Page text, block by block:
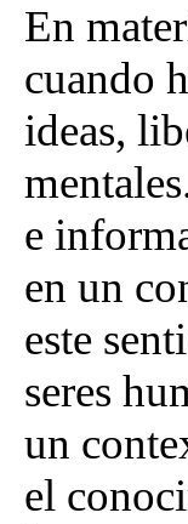
En
cuando
ideas,
e
en un
este
seres
un
el